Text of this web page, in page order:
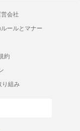
会社
ールとマナー
約
り組み